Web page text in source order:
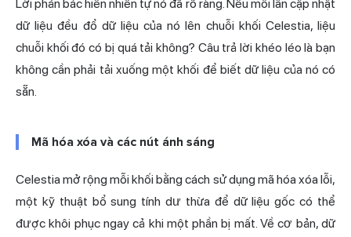
Lời phản bác hiển nhiên tự nó đã rõ ràng. Nếu mỗi lần cập nhật
dữ liệu đều đổ dữ liệu của nó lên chuỗi khối Celestia, liệu
chuỗi khối đó có bị quá tải không? Câu trả lời khéo léo là bạn
không cần phải tải xuống một khối để biết dữ liệu của nó có
sẵn.
Mã hóa xóa và các nút ánh sáng
Celestia mở rộng mỗi khối bằng cách sử dụng mã hóa xóa lỗi,
một kỹ thuật bổ sung tính dư thừa để dữ liệu gốc có thể
được khôi phục ngay cả khi một phần bị mất. Về cơ bản, dữ